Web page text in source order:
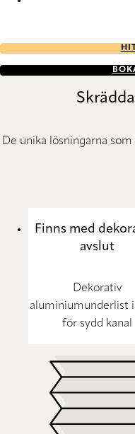
De unika lösningarna
Finns med
avslut
Dekorativ
aluminiumunderlist
för sydd kanal